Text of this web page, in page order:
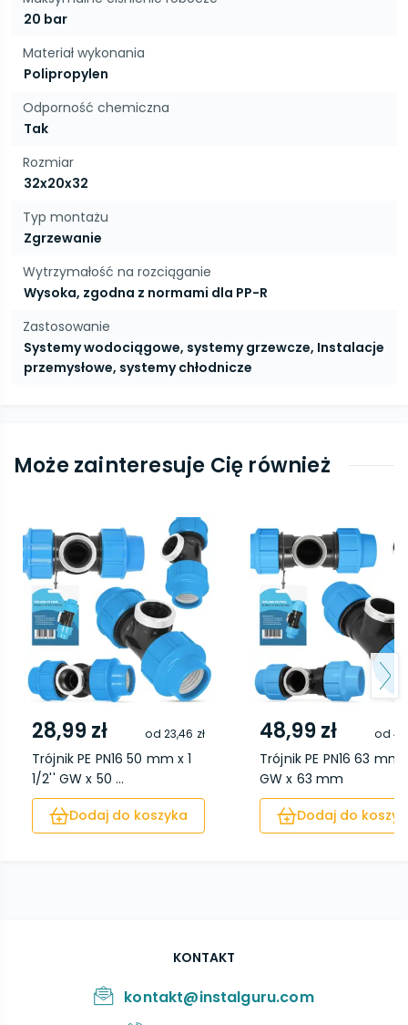
20 bar
Materiał wykonania
Polipropylen
Odporność chemiczna
Tak
Rozmiar
32x20x32
Typ montażu
Zgrzewanie
Wytrzymałość na rozciąganie
Wysoka, zgodna z normami dla PP-R
Zastosowanie
Systemy wodociągowe, systemy grzewcze, Instalacje
przemysłowe, systemy chłodnicze
Może zainteresuje Cię również
28,99 zł od 23,46 zł
Trójnik PE PN16 50 mm x 1
1/2'' GW x 50 ...
Dodaj do koszyka
48,99 zł od
Trójnik PE PN16 63 mm
GW x 63 mm
Dodaj do
KONTAKT
kontakt@instalguru.com